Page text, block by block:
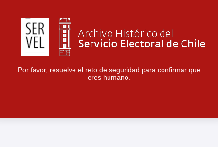
Por favor, resuelve el reto de seguridad para confirmar que
eres humano.